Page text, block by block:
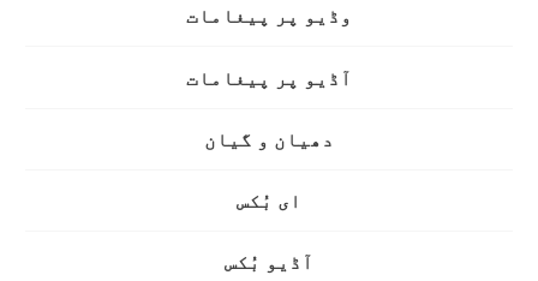
وڈیو پر پیغامات
آڈیو پر پیغامات
دھیان و گیان
ای بُکس
آڈیو بُکس